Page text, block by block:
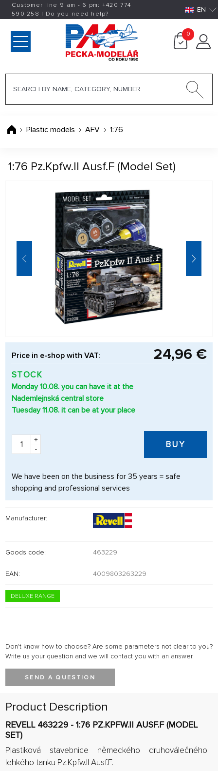
Customer line 9 am - 6 pm: +420774
590 258 | Do you need help? EN
0
Plastic models AFV 1:76
1:76 Pz.Kpfw.II Ausf.F (Model Set)
Price in e-shop with VAT: 24,96 €
STOCK
Monday 10.08. you can have it at the
Nademlejnská central store
Tuesday 11.08. it can be at your place
+
-
BUY
We have been on the business for 35 years = safe
shopping and professional services
Manufacturer:
Goods code: 463229
EAN: 4009803263229
DELUXE RANGE
Don't know how to choose? Are some parameters not clear to you?
Write us your question and we will contact you with an answer.
SEND A QUESTION
Product Description
REVELL 463229 - 1:76 PZ.KPFW.II AUSF.F (MODEL
SET)
Plastiková stavebnice německého druhoválečného
lehkého tanku Pz.Kpfw.II Ausf.F.